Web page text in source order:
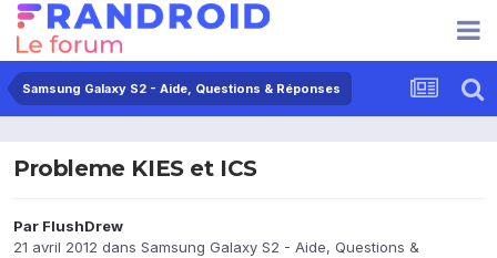
Samsung Galaxy S2 - Aide, Questions & Réponses
Probleme KIES et ICS
Par FlushDrew
21 avril 2012 dans Samsung Galaxy S2 - Aide, Questions &